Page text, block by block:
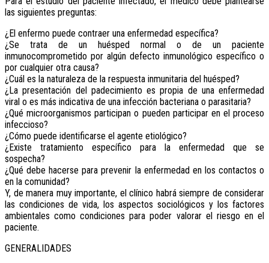
las siguientes preguntas:
¿El enfermo puede contraer una enfermedad específica?
¿Se trata de un huésped normal o de un paciente
inmunocomprometido por algún defecto inmu­nológico específico o
por cualquier otra causa?
¿Cuál es la naturaleza de la respuesta inmunitaria del huésped?
¿La presentación del padecimiento es propia de una enfermedad
viral o es más indicativa de una infección bacteriana o parasitaria?
¿Qué microorganismos participan o pueden participar en el proceso
infeccioso?
¿Cómo puede identificarse el agente etiológico?
¿Existe tratamiento específico para la enfermedad que se
sospecha?
¿Qué debe hacerse para prevenir la enfermedad en los contactos o
en la comunidad?
Y, de manera muy importante, el clínico habrá siempre de considerar
las condiciones de vida, los aspectos sociológicos y los factores
ambientales como condiciones para poder valorar el riesgo en el
paciente.
GENERALIDADES